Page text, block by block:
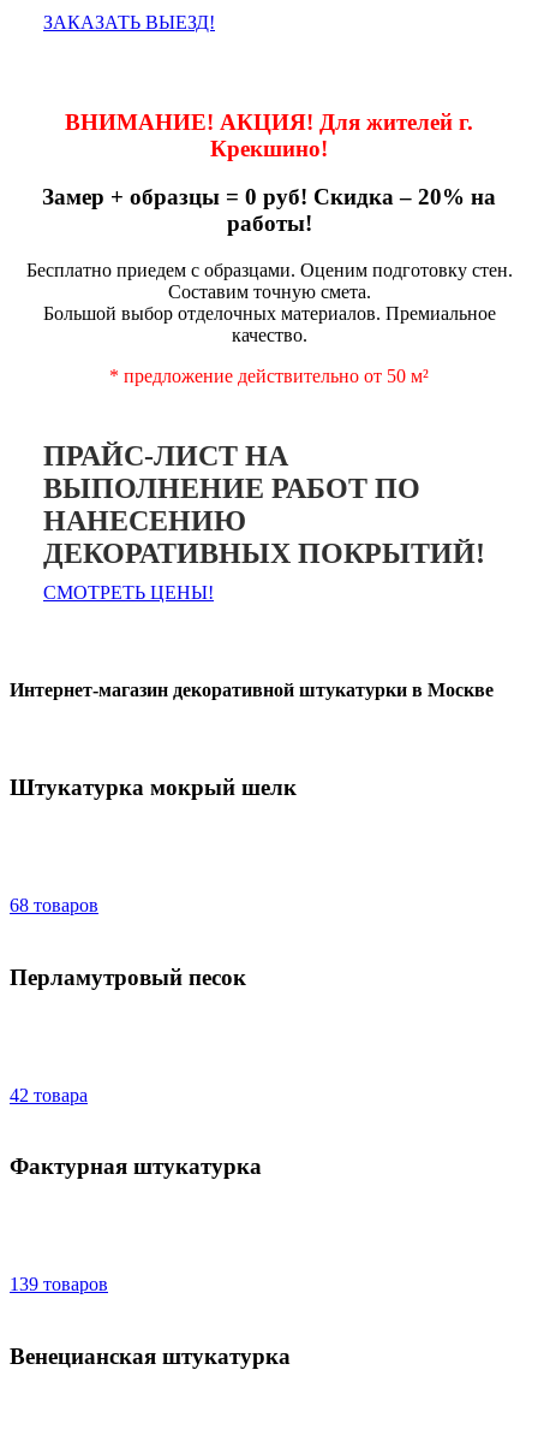
ЗАКАЗАТЬ ВЫЕЗД!
ВНИМАНИЕ! АКЦИЯ! Для жителей г.
Крекшино!
Замер + образцы = 0 руб! Скидка – 20% на
работы!
Бесплатно приедем с образцами. Оценим подготовку стен.
Составим точную смета.
Большой выбор отделочных материалов. Премиальное
качество.
* предложение действительно от 50 м²
ПРАЙС-ЛИСТ НА
ВЫПОЛНЕНИЕ РАБОТ ПО
НАНЕСЕНИЮ
ДЕКОРАТИВНЫХ ПОКРЫТИЙ!
СМОТРЕТЬ ЦЕНЫ!
Интернет-магазин декоративной штукатурки в Москве
Штукатурка мокрый шелк
68 товаров
Перламутровый песок
42 товара
Фактурная штукатурка
139 товаров
Венецианская штукатурка